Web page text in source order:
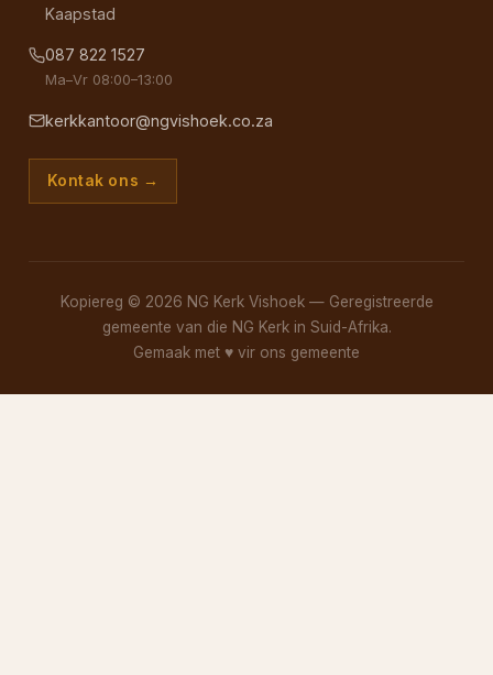
Kaapstad
087 822 1527
Ma–Vr 08:00–13:00
kerkkantoor@ngvishoek.co.za
Kontak ons →
Kopiereg © 2026 NG Kerk Vishoek — Geregistreerde
gemeente van die NG Kerk in Suid-Afrika.
Gemaak met ♥ vir ons gemeente